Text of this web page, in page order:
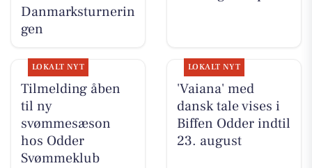
Danmarksturnerin
gen
LOKALT NYT
Tilmelding åben
til ny
svømmesæson
hos Odder
Svømmeklub
LOKALT NYT
'Vaiana' med
dansk tale vises i
Biffen Odder indtil
23. august